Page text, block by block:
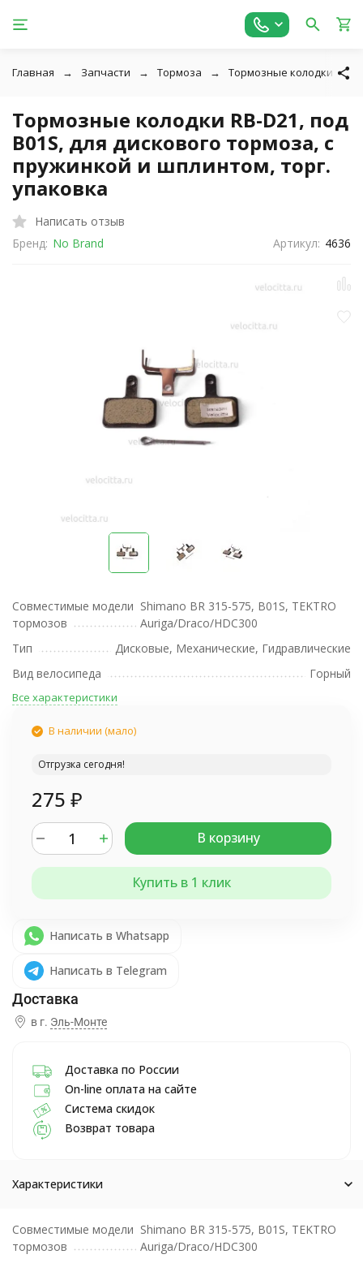
Главная Запчасти Тормоза Тормозные колодки
Тормозные колодки RB-D21, под
B01S, для дискового тормоза, с
пружинкой и шплинтом, торг.
упаковка
Написать отзыв
Бренд: No Brand Артикул: 4636
Совместимые модели
тормозов
Shimano BR 315-575, B01S, TEKTRO
Auriga/Draco/HDC300
Тип
Дисковые, Механические, Гидравлические
Вид велосипеда
Горный
Все характеристики
В наличии (мало)
Отгрузка сегодня!
275 ₽
В корзину
Купить в 1 клик
Написать в Whatsapp
Написать в Telegram
в г. Эль-Монте
Доставка по России
On-line оплата на сайте
Система скидок
Возврат товара
Характеристики
Совместимые модели
тормозов
Shimano BR 315-575, B01S, TEKTRO
Auriga/Draco/HDC300